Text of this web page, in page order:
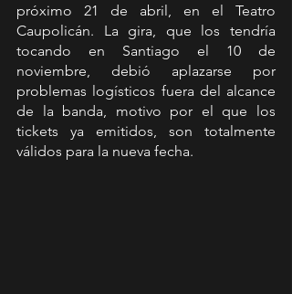
próximo 21 de abril, en el Teatro
Caupolicán. La gira, que los tendría
tocando en Santiago el 10 de
noviembre, debió aplazarse por
problemas logísticos fuera del alcance
de la banda, motivo por el que los
tickets ya emitidos, son totalmente
válidos para la nueva fecha.